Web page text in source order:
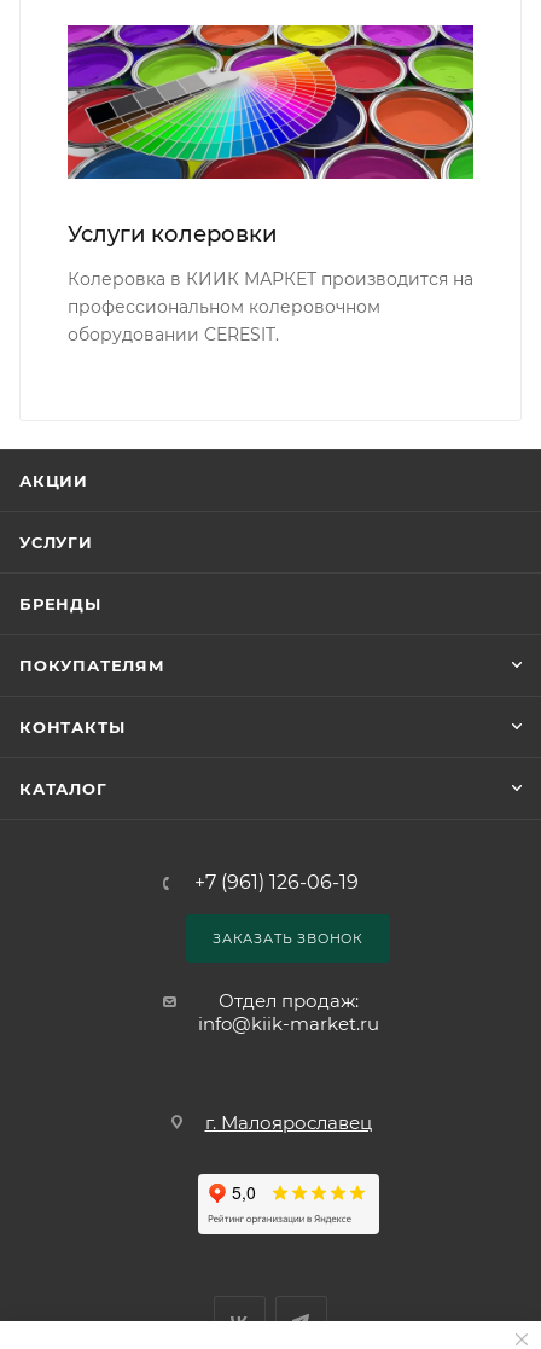
Услуги колеровки
Колеровка в КИИК МАРКЕТ производится на
профессиональном колеровочном
оборудовании CERESIT.
АКЦИИ
УСЛУГИ
БРЕНДЫ
ПОКУПАТЕЛЯМ
КОНТАКТЫ
КАТАЛОГ
+7 (961) 126-06-19
ЗАКАЗАТЬ ЗВОНОК
Отдел продаж:
info@kiik-market.ru
г. Малоярославец